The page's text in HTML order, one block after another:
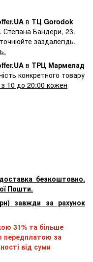
в ТЦ Gorodok
Бандери, 23.
заздалегідь.
в ТРЦ Мармелад
конкретного товару
10 до 20:00 кожен
безкоштовно.
Пошти.
завжди за рахунок
31% та більше
передплатою за
від суми